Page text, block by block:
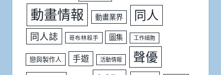
動畫情報 動畫業界 同人
同人誌 哥布林殺手 圖集 工作細胞
戀與製作人 手遊 活動情報 聲優